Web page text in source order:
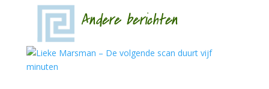
Andere berichten